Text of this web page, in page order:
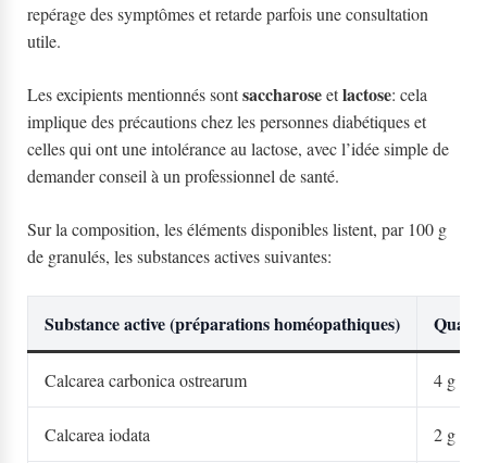
repérage des symptômes et retarde parfois une consultation
utile.
Les excipients mentionnés sontsaccharoseetlactose: cela
implique des précautions chez les personnes diabétiques et
celles qui ont une intolérance au lactose, avec l’idée simple de
demander conseil à un professionnel de santé.
Sur la composition, les éléments disponibles listent, par 100 g
de granulés, les substances actives suivantes:
Substance active (préparations homéopathiques)
Calcarea carbonica ostrearum 4 g
Calcarea iodata 2 g